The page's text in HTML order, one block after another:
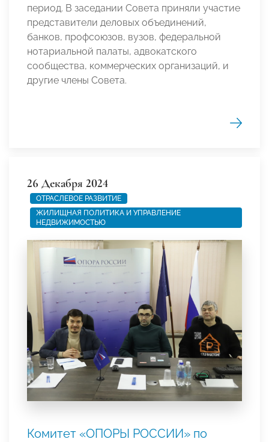
период. В заседании Совета приняли участие
представители деловых объединений,
банков, профсоюзов, вузов, федеральной
нотариальной палаты, адвокатского
сообщества, коммерческих организаций, и
другие члены Совета.
26 Декабря 2024
ОТРАСЛЕВОЕ РАЗВИТИЕ
ЖИЛИЩНАЯ ПОЛИТИКА И УПРАВЛЕНИЕ
НЕДВИЖИМОСТЬЮ
Комитет «ОПОРЫ РОССИИ» по